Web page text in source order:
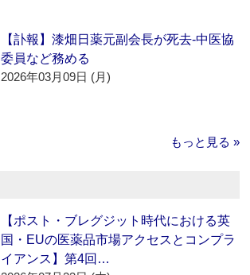
【訃報】漆畑日薬元副会長が死去‐中医協
委員など務める
2026年03月09日 (月)
もっと見る »
【ポスト・ブレグジット時代における英
国・EUの医薬品市場アクセスとコンプラ
イアンス】第4回…